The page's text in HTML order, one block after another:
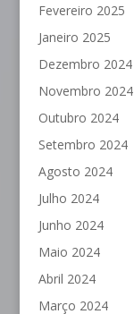
Fevereiro 2025
Janeiro 2025
Dezembro 2024
Novembro 2024
Outubro 2024
Setembro 2024
Agosto 2024
Julho 2024
Junho 2024
Maio 2024
Abril 2024
Março 2024